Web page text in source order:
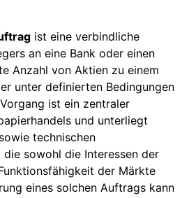
ist eine verbindliche
an eine Bank oder einen
Anzahl von Aktien zu einem
unter definierten Bedingungen
ist ein zentraler
und unterliegt
technischen
die sowohl die Interessen der
der Märkte
eines solchen Auftrags kann